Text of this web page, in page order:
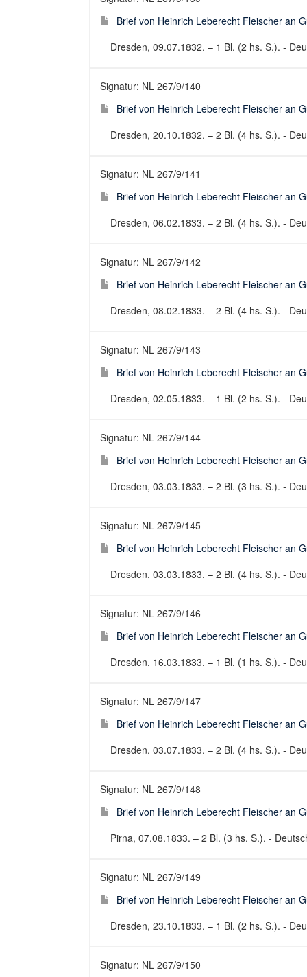
Brief von Heinrich Leberecht Fleischer an
Dresden, 09.07.1832. – 1 Bl. (2 hs. S.). -
Signatur: NL 267/9/140
Brief von Heinrich Leberecht Fleischer an
Dresden, 20.10.1832. – 2 Bl. (4 hs. S.). -
Signatur: NL 267/9/141
Brief von Heinrich Leberecht Fleischer an
Dresden, 06.02.1833. – 2 Bl. (4 hs. S.). -
Signatur: NL 267/9/142
Brief von Heinrich Leberecht Fleischer an
Dresden, 08.02.1833. – 2 Bl. (4 hs. S.). -
Signatur: NL 267/9/143
Brief von Heinrich Leberecht Fleischer an
Dresden, 02.05.1833. – 1 Bl. (2 hs. S.). -
Signatur: NL 267/9/144
Brief von Heinrich Leberecht Fleischer an
Dresden, 03.03.1833. – 2 Bl. (3 hs. S.). -
Signatur: NL 267/9/145
Brief von Heinrich Leberecht Fleischer an
Dresden, 03.03.1833. – 2 Bl. (4 hs. S.). -
Signatur: NL 267/9/146
Brief von Heinrich Leberecht Fleischer an
Dresden, 16.03.1833. – 1 Bl. (1 hs. S.). -
Signatur: NL 267/9/147
Brief von Heinrich Leberecht Fleischer an
Dresden, 03.07.1833. – 2 Bl. (4 hs. S.). -
Signatur: NL 267/9/148
Brief von Heinrich Leberecht Fleischer an
Pirna, 07.08.1833. – 2 Bl. (3 hs. S.). -
Signatur: NL 267/9/149
Brief von Heinrich Leberecht Fleischer an
Dresden, 23.10.1833. – 1 Bl. (2 hs. S.). -
Signatur: NL 267/9/150